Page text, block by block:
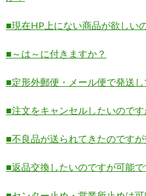
■現在HP上にない商品が欲しい
■～は～に付きますか？
■定形外郵便・メール便で発送
■注文をキャンセルしたいのです
■不良品が送られてきたのです
■返品交換したいのですが可能で